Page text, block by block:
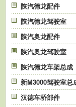
陕汽德龙配件
陕汽德龙驾驶室
陕汽奥龙配件
陕汽奥龙驾驶室
陕汽德龙车架总成
新M3000驾驶室总
汉德车桥部件